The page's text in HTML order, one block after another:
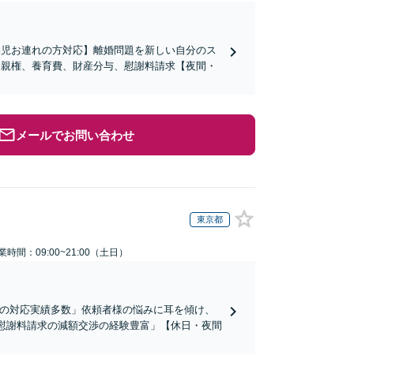
お連れの方対応】離婚問題を新しい自分のス
権、養育費、財産分与、慰謝料請求【夜間・
メールでお問い合わせ
東京都
時間：09:00~21:00（土日）
対応実績多数」依頼者様の悩みに耳を傾け、
料請求の減額交渉の経験豊富」【休日・夜間